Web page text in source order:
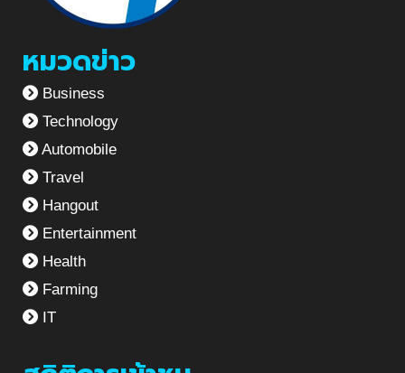
หมวดข่าว
Business
Technology
Automobile
Travel
Hangout
Entertainment
Health
Farming
IT